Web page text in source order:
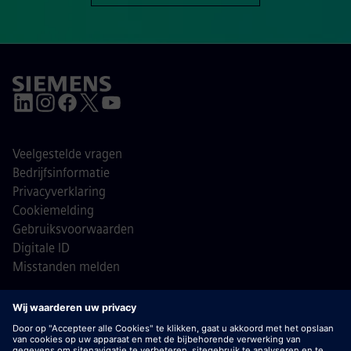
© Siemens 1996 - 2026
Veelgestelde vragen
Bedrijfsinformatie
Privacyverklaring
Cookiemelding
Gebruiksvoorwaarden
Digitale ID
Misstanden melden